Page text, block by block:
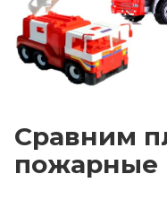
Сравним